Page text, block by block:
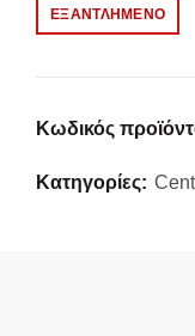
ΕΞΑΝΤΛΗΜΈΝΟ
Κωδικός
Κατηγορίες: